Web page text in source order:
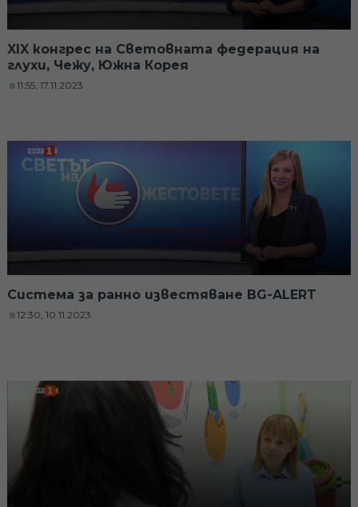
XIX конгрес на Световната федерация на
глухи, Чежу, Южна Корея
11:55, 17.11.2023
Система за ранно известяване BG-ALERT
12:30, 10.11.2023